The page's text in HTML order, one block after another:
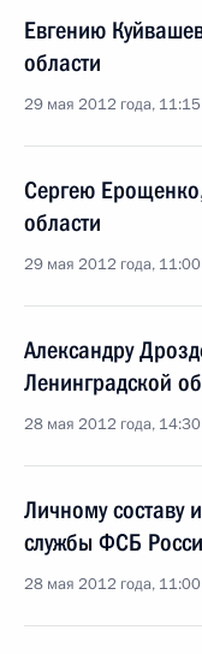
Евгению
области
29 мая 2012 года, 11:15
Сергею
области
29 мая 2012 года, 11:00
Александру
Ленинградской
28 мая 2012 года, 14:30
Личному составу
службы ФСБ
28 мая 2012 года, 11:00